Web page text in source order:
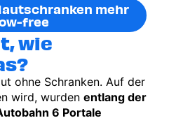
mehr
free
wie
ohne Schranken. Auf der
wird, wurden entlang der
6 Portale